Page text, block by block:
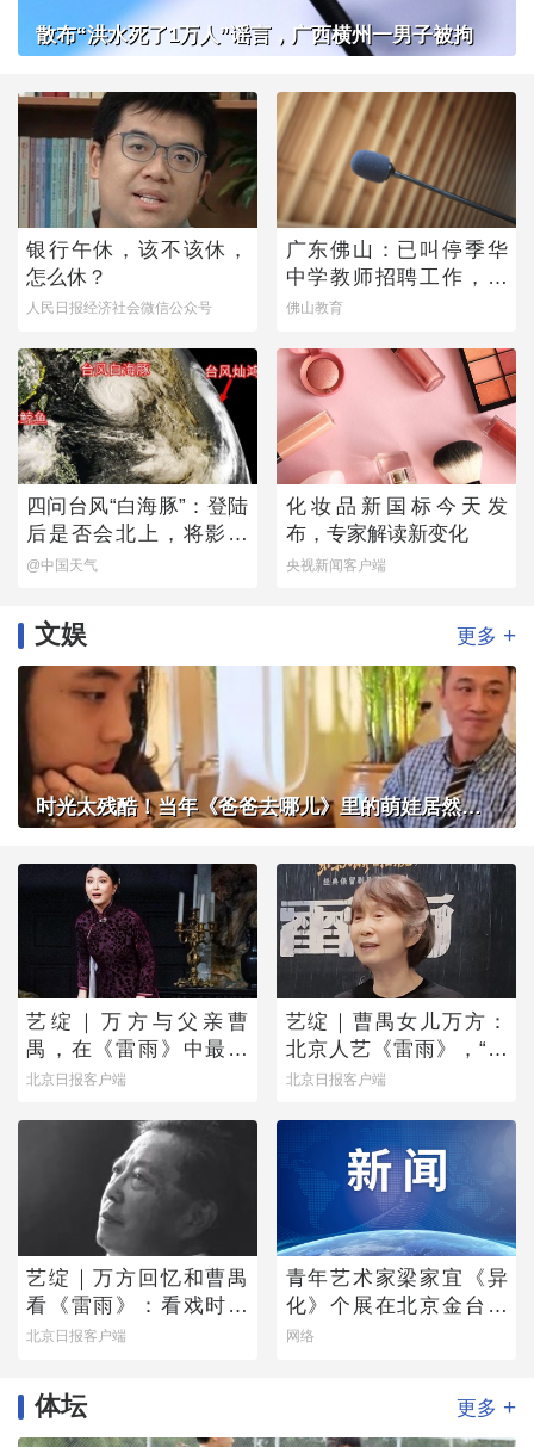
散布“洪水死了1万人”谣言，广西横州一男子被拘
银行午休，该不该休，
怎么休？
人民日报经济社会微信公众号
广东佛山：已叫停季华
中学教师招聘工作，开
展全面核查
佛山教育
四问台风“白海豚”：登陆
后是否会北上，将影响
哪些地方？
@中国天气
化妆品新国标今天发
布，专家解读新变化
央视新闻客户端
文娱 更多 +
时光太残酷！当年《爸爸去哪儿》里的萌娃居然长成了这样？
艺绽｜万方与父亲曹
禺，在《雷雨》中最爱
蘩漪
北京日报客户端
艺绽｜曹禺女儿万方：
北京人艺《雷雨》，“是
它原生的样子”
北京日报客户端
艺绽｜万方回忆和曹禺
看《雷雨》：看戏时吓
哭，被父亲“抄”出剧场
北京日报客户端
青年艺术家梁家宜《异
化》个展在北京金台艺
术馆启幕：以先锋艺术
网络
体坛 更多 +